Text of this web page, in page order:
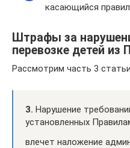
касающийся
Штрафы за
перевозке детей из
Рассмотрим часть 3
3. Нарушение
установленных
влечет наложение